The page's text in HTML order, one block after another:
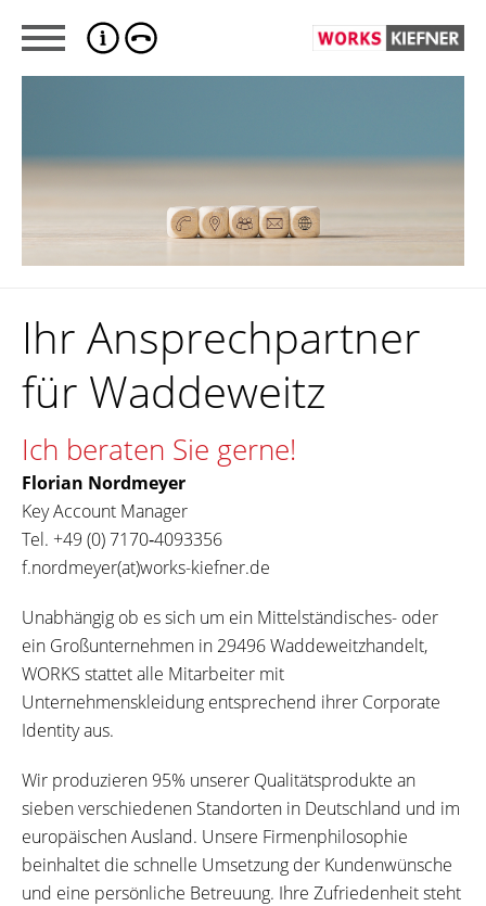
Ihr Ansprechpartner
für Waddeweitz
Ich beraten Sie gerne!
Florian Nordmeyer
Key Account Manager
Tel. +49 (0) 7170‐4093356
f.nordmeyer(at)works-kiefner.de
Unabhängig ob es sich um ein Mittelständisches- oder
ein Großunternehmen in 29496 Waddeweitzhandelt,
WORKS stattet alle Mitarbeiter mit
Unternehmenskleidung entsprechend ihrer Corporate
Identity aus.
Wir produzieren 95% unserer Qualitätsprodukte an
sieben verschiedenen Standorten in Deutschland und im
europäischen Ausland. Unsere Firmenphilosophie
beinhaltet die schnelle Umsetzung der Kundenwünsche
und eine persönliche Betreuung. Ihre Zufriedenheit steht